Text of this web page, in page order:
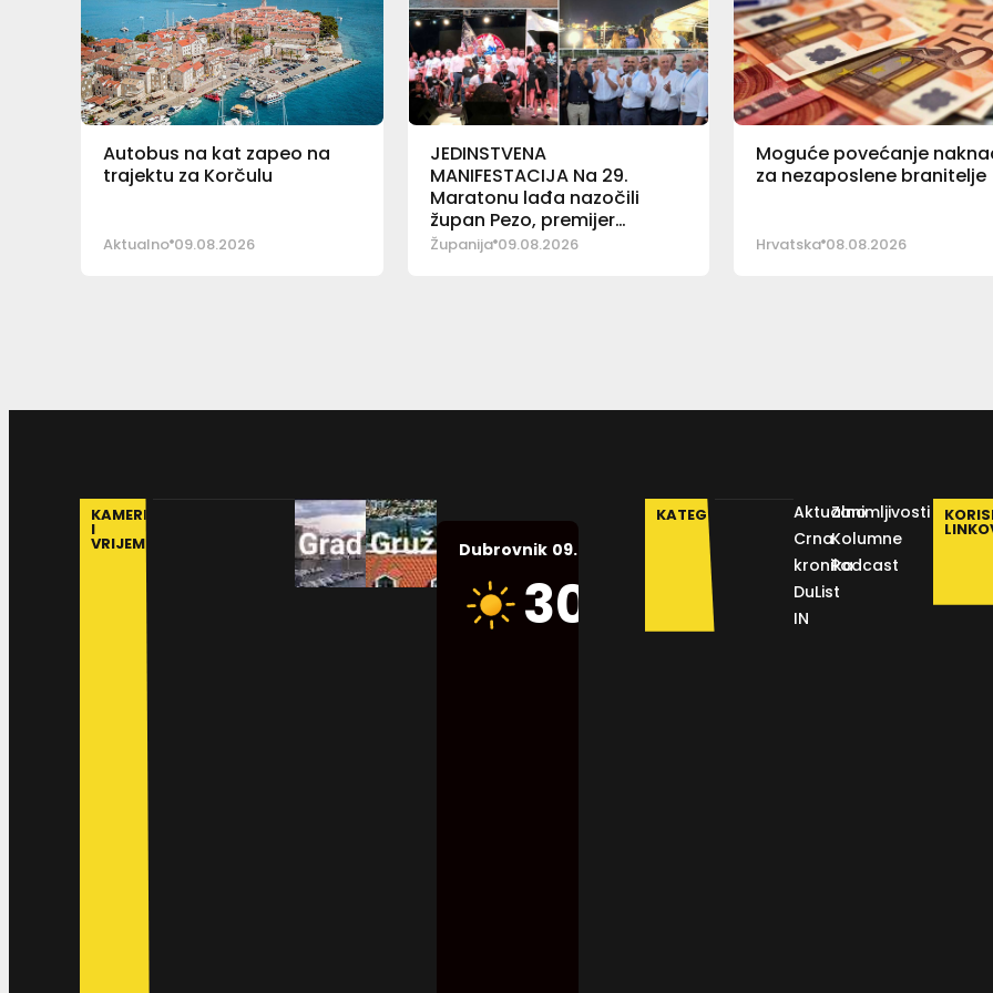
Autobus na kat zapeo na
trajektu za Korčulu
Aktualno 09.08.2026
JEDINSTVENA
MANIFESTACIJA Na 29.
Maratonu lađa nazočili
župan Pezo, premijer
Plenković i ministar Bačić
Županija 09.08.2026
Moguće povećanje
za nezaposlene branitelje
Hrvatska 08.08.2026
KAMERE
I
VRIJEME Dubrovnik 09.08.2026.
30
Humidity:
KATEGORIJE
Aktualno
Crna
kronika
DuList
IN
Zanimljivosti
Kolumne
Podcast